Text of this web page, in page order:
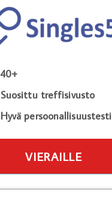
40+
Suosittu treffisivusto
Hyvä persoonallisuustesti
VIERAILLE